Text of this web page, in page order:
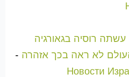
עשתה רוסיה בגאורגיה
-
Новости